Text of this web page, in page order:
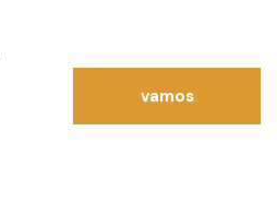
vamos